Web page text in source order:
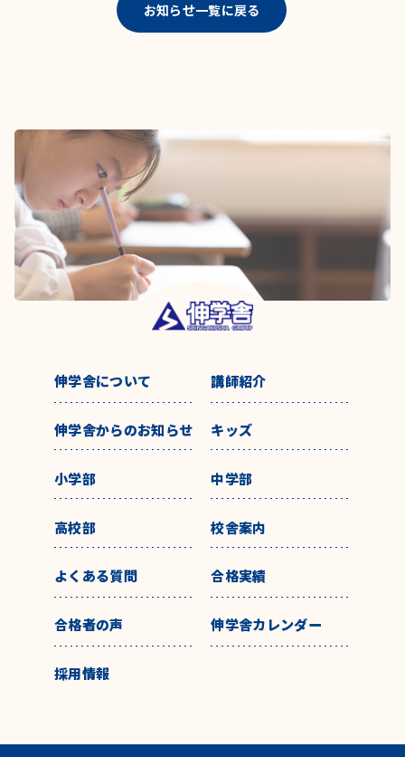
お知らせ一覧に戻る
伸学舎について 講師紹介
伸学舎からのお知らせ キッズ
小学部 中学部
高校部 校舎案内
よくある質問 合格実績
合格者の声 伸学舎カレンダー
採用情報